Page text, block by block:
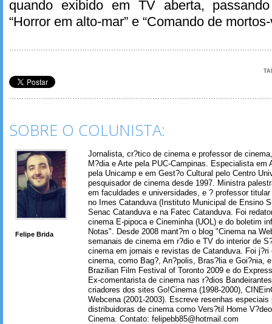
quando exibido em TV aberta,
“Horror em alto-mar” e “Comando de
SOBRE O COLUNISTA:
Felipe Brida
Jornalista, cr?tico de cinema e professor de
M?dia e Arte pela PUC-Campinas. Especialista em
pela Unicamp e em Gest?o Cultural pelo Centro
pesquisador de cinema desde 1997. Ministra
em faculdades e universidades, e ? professor
no Imes Catanduva (Instituto Municipal de Ensino
Senac Catanduva e na Fatec Catanduva. Foi
cinema E-pipoca e Cineminha (UOL) e do boletim
Notas". Desde 2008 mant?m o blog "Cinema na
semanais de cinema em r?dio e TV do interior de
cinema em jornais e revistas de Catanduva. Foi
cinema, como Bag?, An?polis, Bras?lia e Goi?nia,
Brazilian Film Festival of Toronto 2009 e do
Ex-comentarista de cinema nas r?dios
criadores dos sites Go!Cinema (1998-2000),
Webcena (2001-2003). Escreve resenhas especiais
distribuidoras de cinema como Vers?til Home
Cinema. Contato: felipebb85@hotmail.com